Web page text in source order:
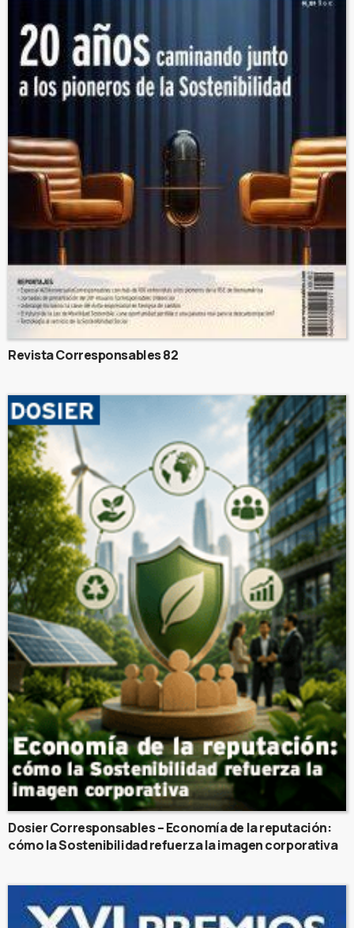
Revista Corresponsables 82
Dosier Corresponsables – Economía de la reputación:
cómo la Sostenibilidad refuerza la imagen corporativa